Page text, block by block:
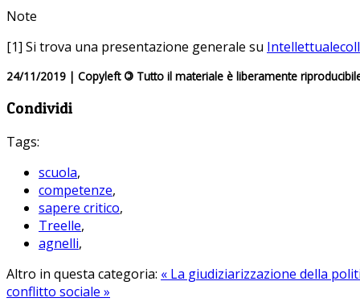
Note
[1] Si trova una presentazione generale su
24/11/2019 | Copyleft © Tutto il materiale è liberamente
Condividi
Tags:
scuola,
competenze,
sapere critico,
Treelle,
agnelli,
Altro in questa categoria: « La giudiziarizzazione della
conflitto sociale »